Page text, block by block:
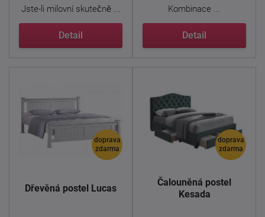
Jste-li milovní skutečně ...
Detail
Kombinace ...
Detail
doprava
zdarma
Dřevěná postel Lucas
doprava
zdarma
Čalouněná postel
Kesada